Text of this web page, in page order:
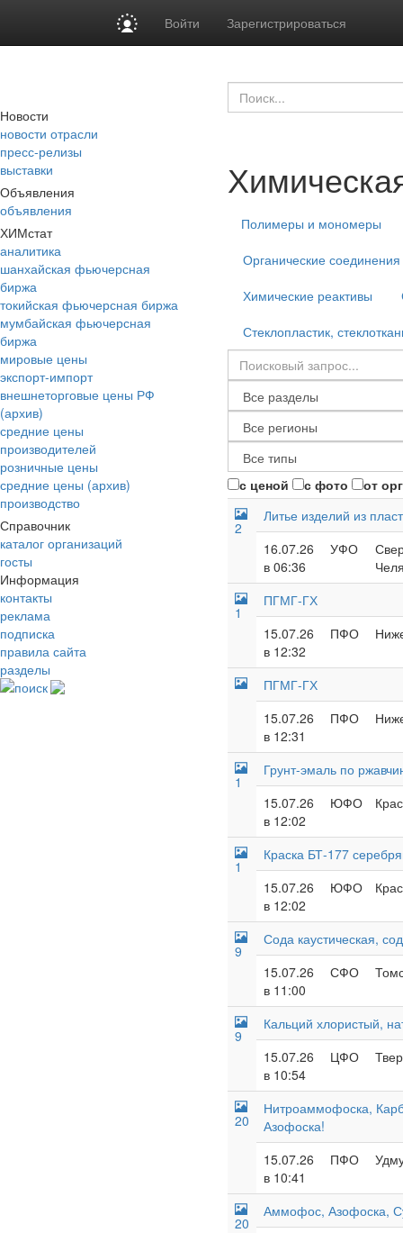
Войти Зарегистрироваться
Новости
новости отрасли
пресс-релизы
выставки
Объявления
объявления
ХИМстат
аналитика
шанхайская фьючерсная
биржа
токийская фьючерсная биржа
мумбайская фьючерсная
биржа
мировые цены
экспорт-импорт
внешнеторговые цены РФ
(архив)
средние цены
производителей
розничные цены
средние цены (архив)
производство
Справочник
каталог организаций
госты
Информация
контакты
реклама
подписка
правила сайта
разделы
поиск
Полимеры и мономеры
Органические соединения
Химические реактивы
Стеклопластик,
с ценой с фото от
2
Литье изделий из
16.07.26
в 06:36
УФО
1
ПГМГ-ГХ
15.07.26
в 12:32
ПФО
ПГМГ-ГХ
15.07.26
в 12:31
ПФО
1
Грунт-эмаль по
15.07.26
в 12:02
ЮФО
1
Краска БТ-177
15.07.26
в 12:02
ЮФО
9
Сода каустическая,
15.07.26
в 11:00
СФО
9
Кальций хлористый,
15.07.26
в 10:54
ЦФО
20
Нитроаммофоска,
Азофоска!
15.07.26
в 10:41
ПФО
20
Аммофос, Азофоска,